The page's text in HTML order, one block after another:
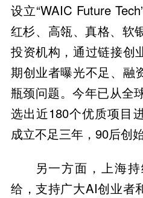
设立“WAIC Future
红杉、高瓴、真格、软
投资机构，通过链接创
期创业者曝光不足、融
瓶颈问题。今年已从全
选出近180个优质项目
成立不足三年，90后创
另一方面，上海
给，支持广大AI创业者